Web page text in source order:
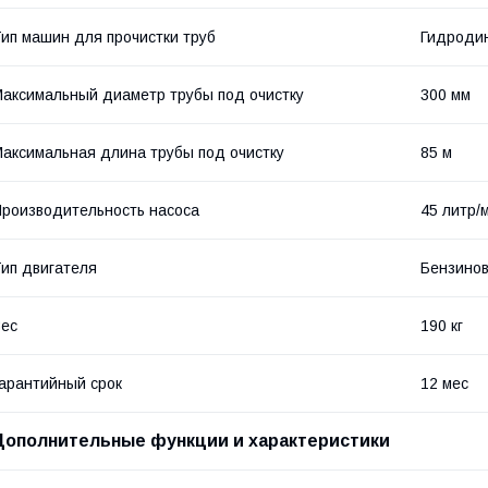
машин для прочистки труб
диаметр трубы под очистку 300 мм
длина трубы под очистку 85 м
насоса 45 литр/
двигателя
190 кг
срок 12 мес
функции и характеристики